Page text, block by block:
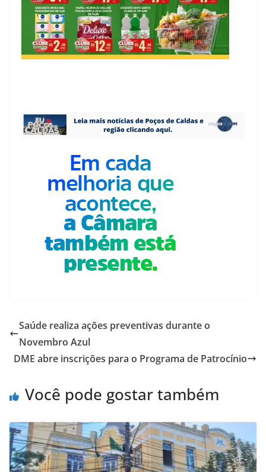
Saúde realiza ações preventivas durante o
Novembro Azul
DME abre inscrições para o Programa de Patrocínio
Você pode gostar também